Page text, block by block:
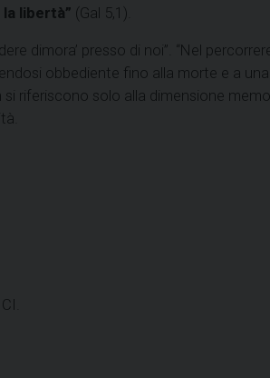
libertà” (Gal 5,1).
dimora’ presso di noi”. “Nel
obbediente fino alla morte e a una
si riferiscono solo alla dimensione